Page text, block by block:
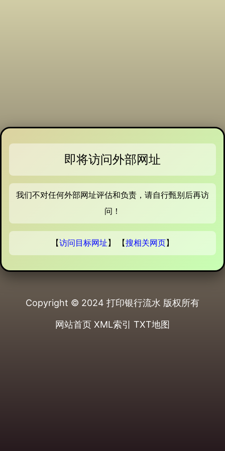
即将访问外部网址
我们不对任何外部网址评估和负责，请自行甄别后再访
问！
【访问目标网址 】 【搜相关网页】
Copyright © 2024 打印银行流水 版权所有
网站首页 XML索引 TXT地图